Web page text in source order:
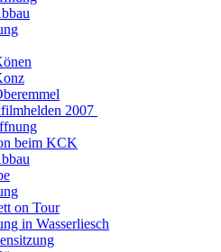
2007
beim KCK
on Tour
in Wasserliesch